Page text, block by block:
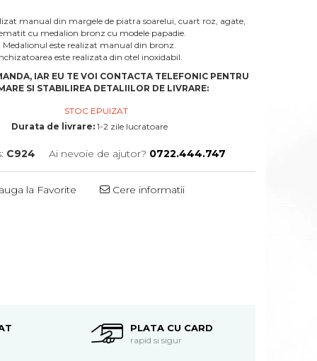
manual din margele de piatra soarelui, cuart roz, agate,
cu medalion bronz cu modele papadie.
Medalionul este realizat manual din bronz.
este realizata din otel inoxidabil.
IAR EU TE VOI CONTACTA TELEFONIC PENTRU
SI STABILIREA DETALIILOR DE LIVRARE:
STOC EPUIZAT
Durata de livrare:1-2 zile lucratoare
C924 Ai nevoie de ajutor? 0722.444.747
la Favorite Cere informatii
PLATA CU CARD
rapid si sigur